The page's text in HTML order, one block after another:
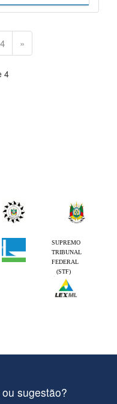
4 »
4
SUPREMO
TRIBUNAL
FEDERAL
(STF)
sugestão?